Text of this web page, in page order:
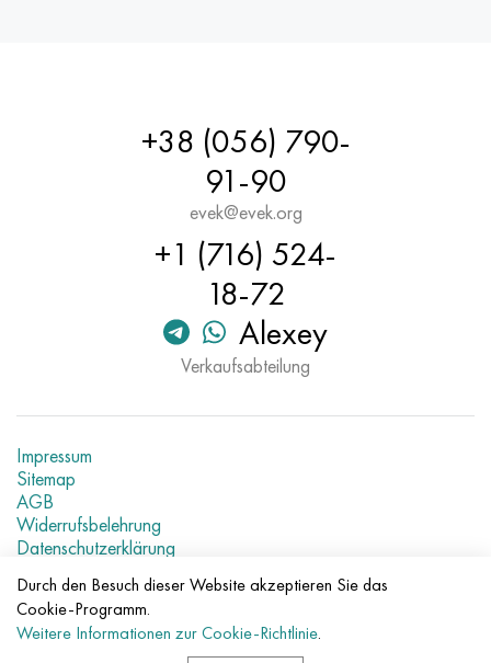
+38 (056) 790-
91-90
evek@evek.org
+1 (716) 524-
18-72
Alexey
Verkaufsabteilung
Impressum
Sitemap
AGB
Widerrufsbelehrung
Datenschutzerklärung
© 2007–2026 «Evek GmbH»
Die Nutzung der Materialien der Webseite ohne direkte Links
Durch den Besuch dieser Website akzeptieren Sie das
Cookie-Programm.
Weitere Informationen zur Cookie-Richtlinie.